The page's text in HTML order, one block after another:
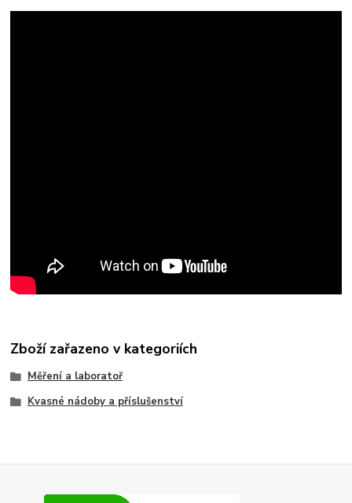
Zboží zařazeno v kategoriích
Měření a laboratoř
Kvasné nádoby a příslušenství